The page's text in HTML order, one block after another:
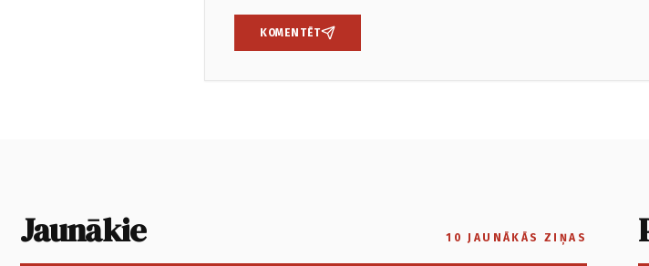
KOMENTĒT
Jaunākie 10 JAUNĀKĀS ZIŅAS